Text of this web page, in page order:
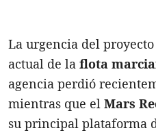
La urgencia del
actual de la flota
agencia perdió
mientras que el Mars
su principal plataforma